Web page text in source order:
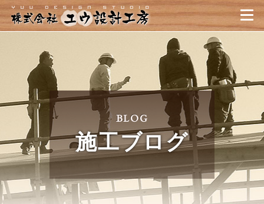
職人が造る家｜静岡県・
BLOG
施工ブログ